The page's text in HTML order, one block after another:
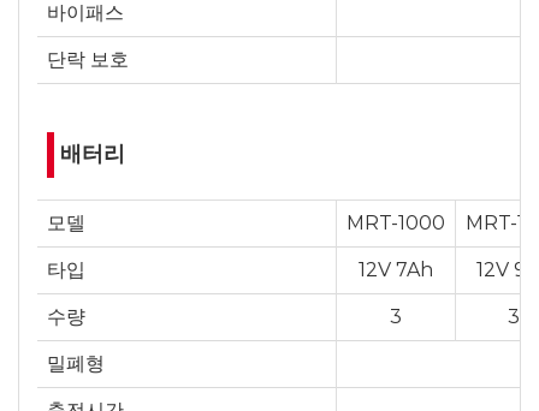
바이패스
단락 보호
배터리
모델 MRT-1000 MRT-
타입 12V 7Ah 12V
수량 3 3
밀폐형